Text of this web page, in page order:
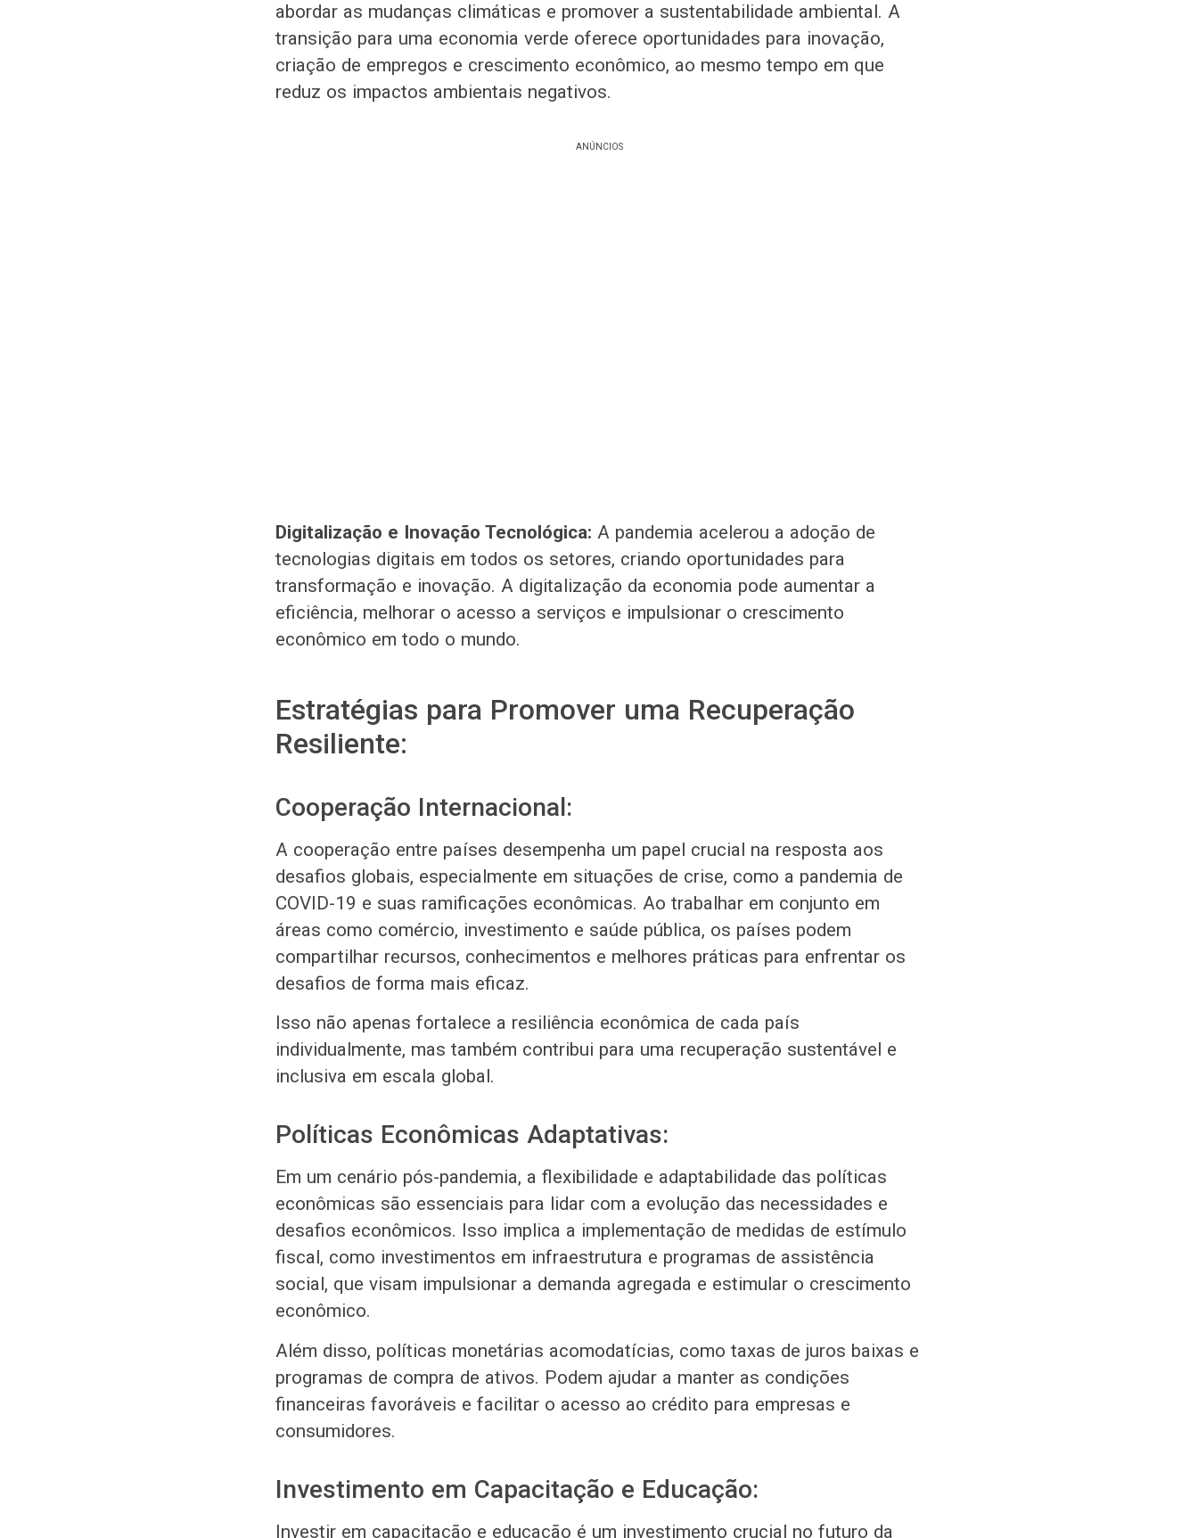
abordar as mudanças climáticas e promover a sustentabilidade ambiental. A
transição para uma economia verde oferece oportunidades para inovação,
criação de empregos e crescimento econômico, ao mesmo tempo em que
reduz os impactos ambientais negativos.
ANÚNCIOS
Digitalização e Inovação Tecnológica: A pandemia acelerou a adoção de
tecnologias digitais em todos os setores, criando oportunidades para
transformação e inovação. A digitalização da economia pode aumentar a
eficiência, melhorar o acesso a serviços e impulsionar o crescimento
econômico em todo o mundo.
Estratégias para Promover uma Recuperação
Resiliente:
Cooperação Internacional:
A cooperação entre países desempenha um papel crucial na resposta aos
desafios globais, especialmente em situações de crise, como a pandemia de
COVID-19 e suas ramificações econômicas. Ao trabalhar em conjunto em
áreas como comércio, investimento e saúde pública, os países podem
compartilhar recursos, conhecimentos e melhores práticas para enfrentar os
desafios de forma mais eficaz.
Isso não apenas fortalece a resiliência econômica de cada país
individualmente, mas também contribui para uma recuperação sustentável e
inclusiva em escala global.
Políticas Econômicas Adaptativas:
Em um cenário pós-pandemia, a flexibilidade e adaptabilidade das políticas
econômicas são essenciais para lidar com a evolução das necessidades e
desafios econômicos. Isso implica a implementação de medidas de estímulo
fiscal, como investimentos em infraestrutura e programas de assistência
social, que visam impulsionar a demanda agregada e estimular o crescimento
econômico.
Além disso, políticas monetárias acomodatícias, como taxas de juros baixas e
programas de compra de ativos. Podem ajudar a manter as condições
financeiras favoráveis ​​e facilitar o acesso ao crédito para empresas e
consumidores.
Investimento em Capacitação e Educação:
Investir em capacitação e educação é um investimento crucial no futuro da